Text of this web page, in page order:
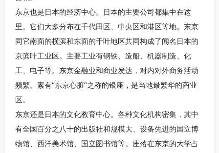
东京也是日本的经济中心。日本的主要公司都集中在这
里。它们大多分布在千代田区、中央区和港区等地。东京
同它南面的横滨和东面的千叶地区共同构成了闻名日本的
京滨叶工业区。主要工业有钢铁、造船、机器制造、化
工、电子等。东京金融业和商业发达，对内对外商务活动
频繁。素有“东京心脏”之称的银座，是当地最繁华的商业
区。
东京还是日本的文化教育中心。各种文化机构密集，其中
有全国百分之八十的出版社和规模大、设备先进的国立博
物馆、西洋美术馆、国立图书馆等。座落在东京的大学占